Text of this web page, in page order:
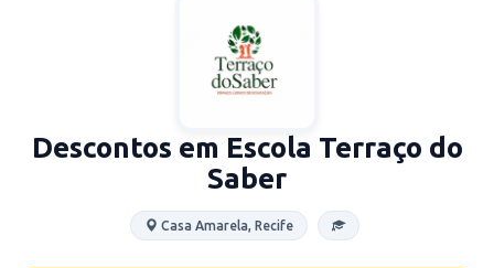
Descontos em Escola Terraço do
Saber
Casa Amarela, Recife